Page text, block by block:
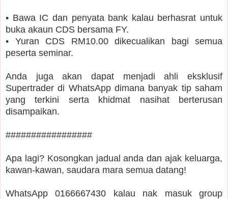
• Bawa IC dan penyata bank kalau berhasrat untuk
buka akaun CDS bersama FY.
• Yuran CDS RM10.00 dikecualikan bagi semua
peserta seminar.
Anda juga akan dapat menjadi ahli eksklusif
Supertrader di WhatsApp dimana banyak tip saham
yang terkini serta khidmat nasihat berterusan
disampaikan.
#################
Apa lagi? Kosongkan jadual anda dan ajak keluarga,
kawan-kawan, saudara mara semua datang!
WhatsApp 0166667430 kalau nak masuk group